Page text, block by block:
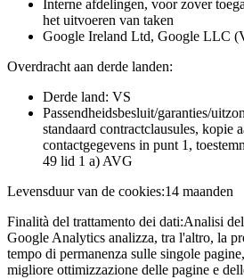
Interne afdelingen, voor zover
het uitvoeren van taken
Google Ireland Ltd, Google LLC
Overdracht aan derde landen:
Derde land: VS
Passendheidsbesluit/garanties/
standaard contractclausules, kopie
contactgegevens in punt 1,
49 lid 1 a) AVG
Levensduur van de cookies:14 maanden
Finalità del trattamento dei dati:Analisi
Google Analytics analizza, tra l'altro, la
tempo di permanenza sulle singole
migliore ottimizzazione delle pagine e